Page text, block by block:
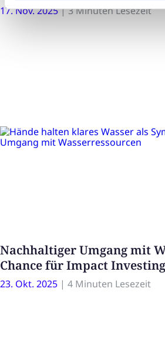
17. Nov. 2025|3 Minuten Lesezeit
Nachhaltiger Umgang mit
Chance für Impact Investing
23. Okt. 2025 | 4 Minuten Lesezeit